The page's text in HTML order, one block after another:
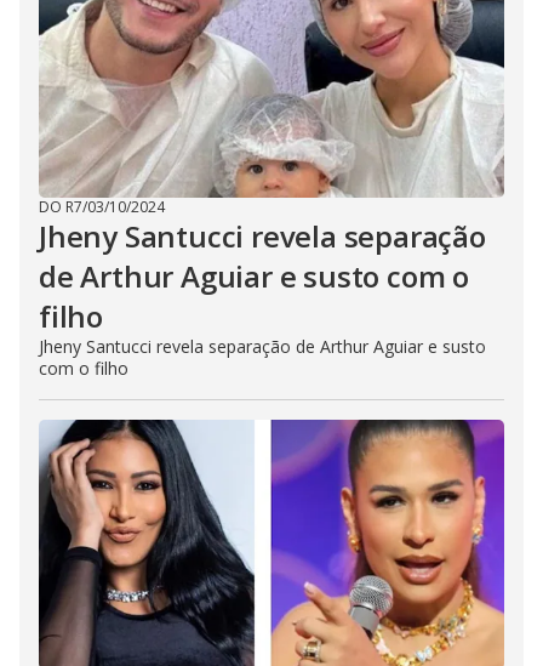
DO R7/03/10/2024
Jheny Santucci revela separação
de Arthur Aguiar e susto com o
filho
Jheny Santucci revela separação de Arthur Aguiar e susto
com o filho